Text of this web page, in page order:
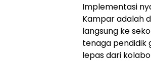
Implementasi
Kampar adalah
langsung ke
tenaga pendidik
lepas dari